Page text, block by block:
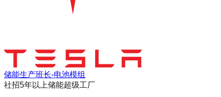
储能生产班长-电池模组
社招5年以上储能超级工厂